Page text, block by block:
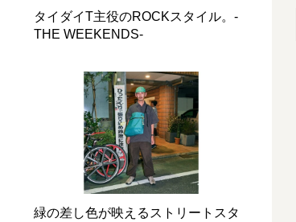
タイダイT主役のROCKスタイル。-
THE WEEKENDS-
緑の差し色が映えるストリートスタ